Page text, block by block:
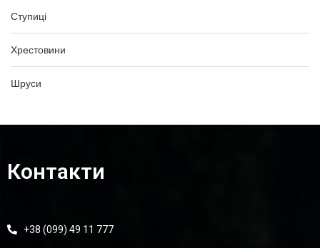
Ступиці
Хрестовини
Шруси
Контакти
+38 (099) 49 11 777